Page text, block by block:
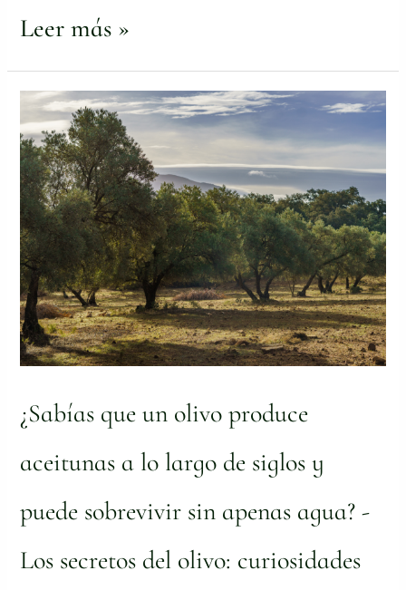
Leer más »
¿Sabías que un olivo produce
aceitunas a lo largo de siglos y
puede sobrevivir sin apenas agua? -
Los secretos del olivo: curiosidades
¿Sabías
que
un
olivo
produce
aceitunas
a
lo
largo
de
siglos
y
puede
sobrevivir
sin
agua?
-
secretos
del
olivo:
curiosidades
de
un
árbol